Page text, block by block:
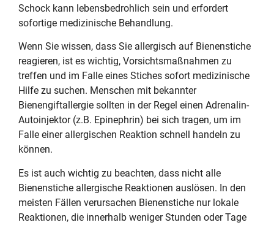
Schock kann lebensbedrohlich sein und erfordert
sofortige medizinische Behandlung.
Wenn Sie wissen, dass Sie allergisch auf Bienenstiche
reagieren, ist es wichtig, Vorsichtsmaßnahmen zu
treffen und im Falle eines Stiches sofort medizinische
Hilfe zu suchen. Menschen mit bekannter
Bienengiftallergie sollten in der Regel einen Adrenalin-
Autoinjektor (z.B. Epinephrin) bei sich tragen, um im
Falle einer allergischen Reaktion schnell handeln zu
können.
Es ist auch wichtig zu beachten, dass nicht alle
Bienenstiche allergische Reaktionen auslösen. In den
meisten Fällen verursachen Bienenstiche nur lokale
Reaktionen, die innerhalb weniger Stunden oder Tage